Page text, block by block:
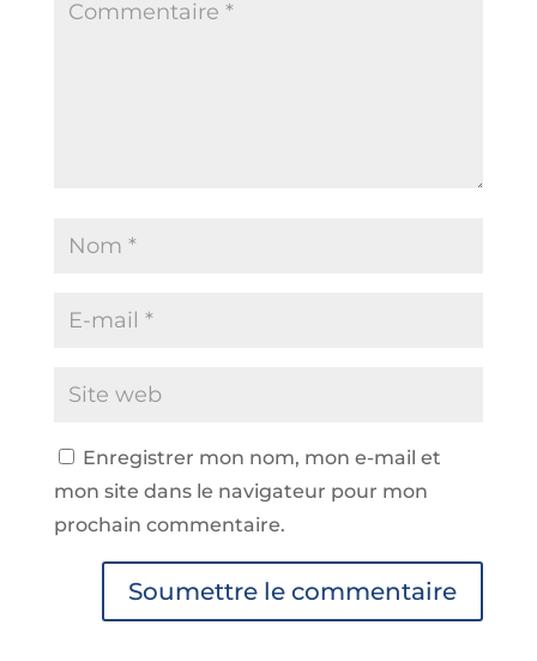
Enregistrer mon nom, mon e-mail et
mon site dans le navigateur pour mon
prochain commentaire.
Soumettre le commentaire